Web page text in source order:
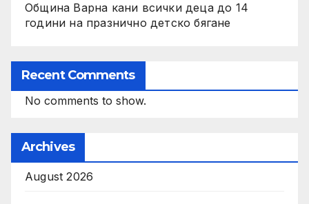
Община Варна кани всички деца до 14
години на празнично детско бягане
Recent Comments
No comments to show.
Archives
August 2026